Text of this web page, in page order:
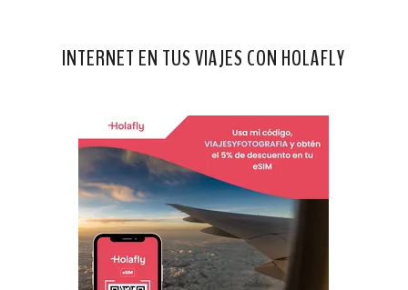
INTERNET EN TUS VIAJES CON HOLAFLY